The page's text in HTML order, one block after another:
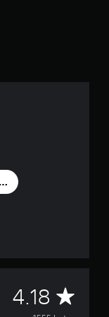
4.18 G